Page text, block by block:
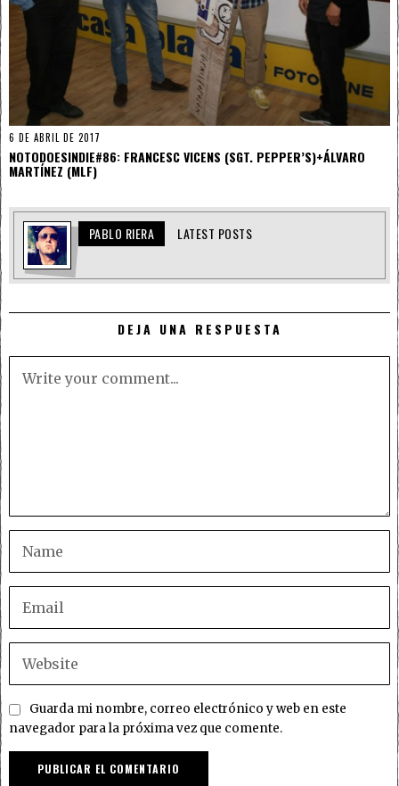
6 DE ABRIL DE 2017
NOTODOESINDIE#86: FRANCESC VICENS (SGT. PEPPER’S)+ÁLVARO
MARTÍNEZ (MLF)
PABLO RIERA LATEST POSTS
DEJA UNA RESPUESTA
Guarda mi nombre, correo electrónico y web en este
navegador para la próxima vez que comente.